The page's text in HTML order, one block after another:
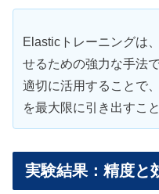
Elasticトレーニングは
せるための強力な手法
適切に活用することで
を最大限に引き出すこ
実験結果：精度と